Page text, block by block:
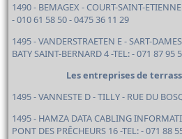
1490 - BEMAGEX - COURT-SAINT-
- 010 61 58 50 - 0475 36 11 29
1495 - VANDERSTRAETEN E - SART-
BATY SAINT-BERNARD 4 -TEL: - 071 87 95
Les entreprises de
1495 - VANNESTE D - TILLY - RUE DU
1495 - HAMZA DATA CABLING
PONT DES PRÊCHEURS 16 -TEL: - 071 88